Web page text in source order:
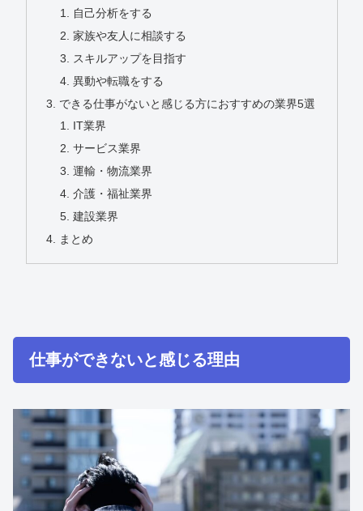
自己分析をする
家族や友人に相談する
スキルアップを目指す
異動や転職をする
できる仕事がないと感じる方におすすめの業界5選
IT業界
サービス業界
運輸・物流業界
介護・福祉業界
建設業界
まとめ
仕事ができないと感じる理由